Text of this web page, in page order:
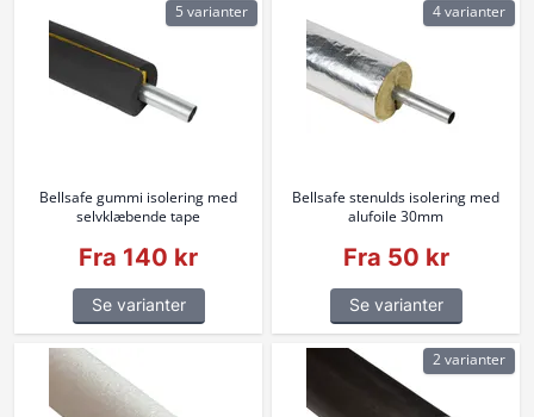
Bellsafe gummi isolering med
selvklæbende tape
Fra 140 kr
Se varianter
5 varianter
Bellsafe stenulds isolering med
alufoile 30mm
Fra 50 kr
Se varianter
4 varianter
2 varianter